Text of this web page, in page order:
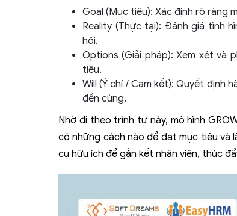
Goal (Mục tiêu): Xác định rõ ràng
Reality (Thực tại): Đánh giá tình
hội.
Options (Giải pháp): Xem xét và
tiêu.
Will (Ý chí / Cam kết): Quyết định
đến cùng.
Nhờ đi theo trình tự này, mô hình
có những cách nào để đạt mục tiêu và
cụ hữu ích để gắn kết nhân viên, thúc